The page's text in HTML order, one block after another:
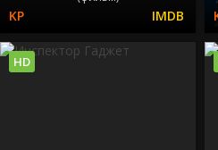
HD